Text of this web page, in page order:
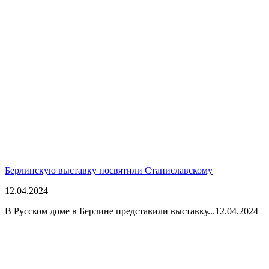
Берлинскую выставку посвятили Станиславскому
12.04.2024
В Русском доме в Берлине представили выставку...12.04.2024